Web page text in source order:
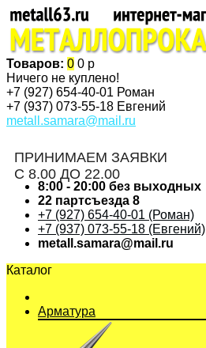
Товаров: 0 0 р
Ничего не куплено!
+7 (927) 654-40-01 Роман
+7 (937) 073-55-18 Евгений
metall.samara@mail.ru
ПРИНИМАЕМ ЗАЯВКИ
С 8.00 ДО 22.00
8:00 - 20:00 без выходных
22 партсъезда 8
+7 (927) 654-40-01 (Роман)
+7 (937) 073-55-18 (Евгений)
metall.samara@mail.ru
Каталог
Арматура